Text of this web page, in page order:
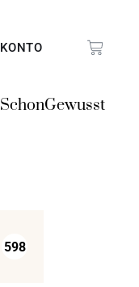
KONTO
SchonGewusst
598